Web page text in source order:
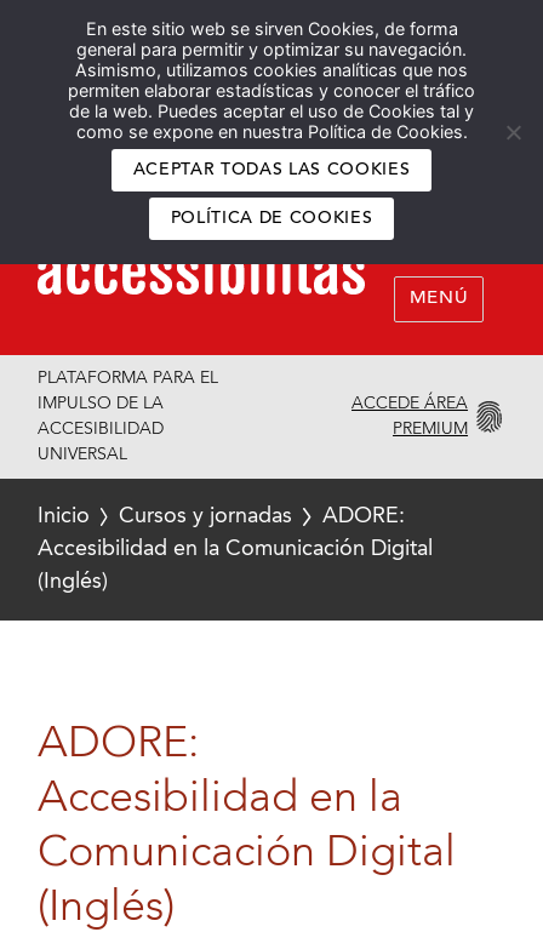
En este sitio web se sirven Cookies, de forma
general para permitir y optimizar su navegación.
Asimismo, utilizamos cookies analíticas que nos
permiten elaborar estadísticas y conocer el tráfico
de la web. Puedes aceptar el uso de Cookies tal y
como se expone en nuestra Política de Cookies.
ACEPTAR TODAS LAS COOKIES
POLÍTICA DE COOKIES
Español English
MENÚ
PLATAFORMA PARA EL
IMPULSO DE LA
ACCESIBILIDAD
UNIVERSAL
ACCEDE ÁREA
PREMIUM
Inicio Cursos y jornadas
ADORE:
Accesibilidad en la Comunicación Digital
(Inglés)
ADORE:
Accesibilidad en la
Comunicación Digital
(Inglés)